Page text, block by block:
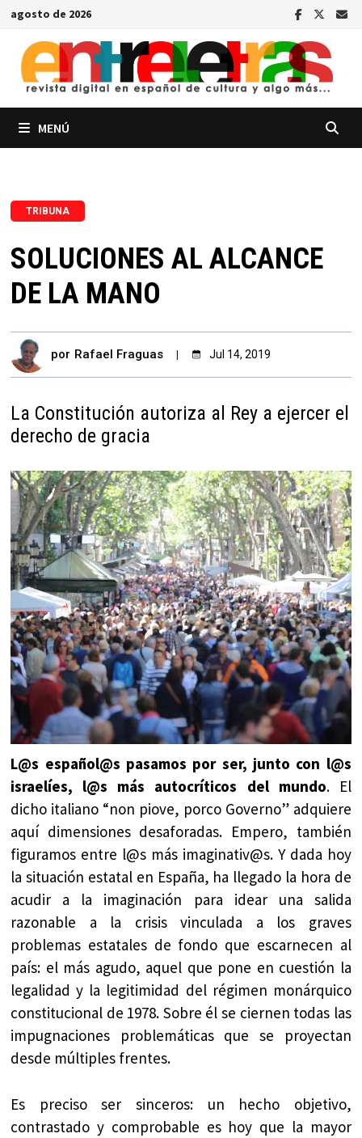
Saltar
contenido
agosto de 2026
MENÚ
TRIBUNA
SOLUCIONES AL ALCANCE
DE LA MANO
por Rafael Fraguas Jul 14, 2019
La Constitución autoriza al Rey a ejercer el
derecho de gracia
L@s español@s pasamos por ser, junto con l@s
israelíes, l@s más autocríticos del mundo. El
dicho italiano “non piove, porco Governo” adquiere
aquí dimensiones desaforadas. Empero, también
figuramos entre l@s más imaginativ@s. Y dada hoy
la situación estatal en España, ha llegado la hora de
acudir a la imaginación para idear una salida
razonable a la crisis vinculada a los graves
problemas estatales de fondo que escarnecen al
país: el más agudo, aquel que pone en cuestión la
legalidad y la legitimidad del régimen monárquico
constitucional de 1978. Sobre él se ciernen todas las
impugnaciones problemáticas que se proyectan
desde múltiples frentes.
Es preciso ser sinceros: un hecho objetivo,
contrastado y comprobable es hoy que la mayor